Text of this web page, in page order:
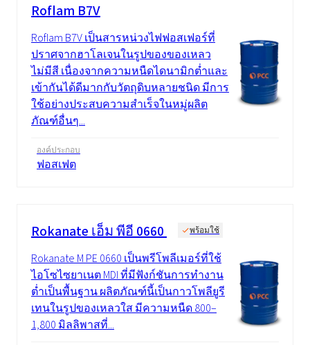
Roflam B7V
Roflam B7V เป็นสารหน่วงไฟฟอสเฟอร์ที่
ปราศจากฮาโลเจนในรูปของของเหลว
ไม่มีสี เนื่องจากความหนืดไดนามิกต่ำและ
เข้ากันได้ดีมากกับวัตถุดิบหลายชนิด มีการ
ใช้อย่างประสบความสำเร็จในหมู่ผลิต
ภัณฑ์อื่นๆ...
องค์ประกอบ
ฟอสเฟต
Rokanate เอ็ม พีอี 0660 พร้อมใช้
Rokanate M PE 0660 เป็นพรีโพลีเมอร์ที่ใช้
ไอโซไซยาเนต MDI ที่มีฟังก์ชันการทำงาน
ต่ำเป็นพื้นฐาน ผลิตภัณฑ์นี้เป็นกาวโพลียูรี
เทนในรูปของเหลวใส มีความหนืด 800–
1,800 มิลลิพาสที่...